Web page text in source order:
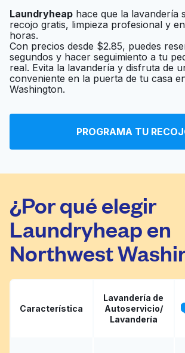
Laundro Land Ir al
Pan American
Laundry Mat
Ir al
Laundryheap hace que la lavandería
recojo gratis, limpieza profesional y
horas.
Con precios desde $2.85, puedes
segundos y hacer seguimiento a tu
real. Evita la lavandería y disfruta de
conveniente en la puerta de tu casa
Washington.
PROGRAMA TU
¿Por qué elegir
Laundryheap en
Northwest
Característica
Lavandería de
Autoservicio/
Lavandería